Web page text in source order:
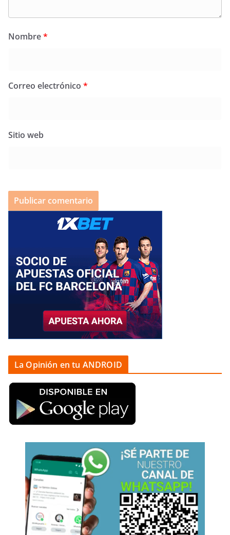
Nombre*
Correo electrónico *
Sitio web
La Opinión en tu ANDROID